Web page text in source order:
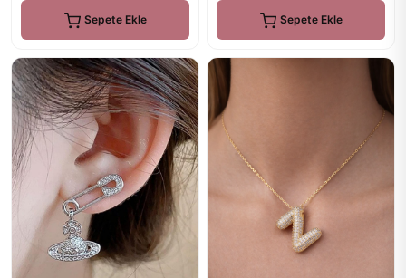
Sepete Ekle Sepete Ekle